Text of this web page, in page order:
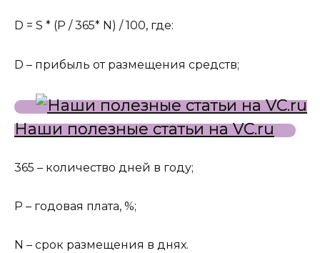
D = S * (P / 365* N) / 100, где:
D – прибыль от размещения средств;
Наши полезные статьи на VC.ru
365 – количество дней в году;
P – годовая плата, %;
N – срок размещения в днях.